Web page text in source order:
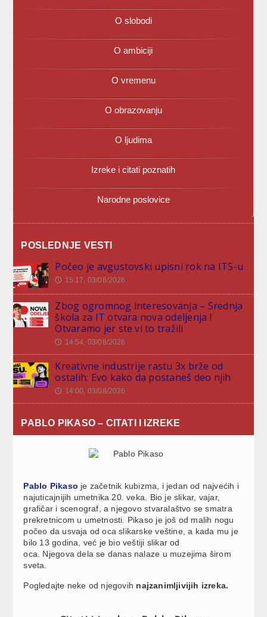
O slobodi
O ambiciji
O vremenu
O obrazovanju
O ljudima
Izreke i citati poznatih
Narodne poslovice
POSLEDNJE VESTI
Počeo je avgustovski upisni rok na ITS-u
🕔 15:17, 03/08/2026
Zbog ogromnog interesovanja – Srednja
škola za IT otvara nova odeljenja !
Otvaramo jer ste vi to tražili
🕔 14:54, 03/08/2026
Kreativne industrije rastu 3x brže od
ostalih: Evo kako da postaneš deo njih
🕔 14:00, 03/08/2026
PABLO PIKASO – CITATI I IZREKE
Pablo Pikaso je začetnik kubizma, i jedan od najvećih i
najuticajnijih umetnika 20. veka. Bio je slikar, vajar,
grafičar i scenograf, a njegovo stvaralaštvo se smatra
prekretnicom u umetnosti. Pikaso je još od malih nogu
počeo da usvaja od oca slikarske veštine, a kada mu je
bilo 13 godina, već je bio veštiji slikar od
oca. Njegova dela se danas nalaze u muzejima širom
sveta.
Pogledajte neke od njegovih najzanimljivijih izreka.